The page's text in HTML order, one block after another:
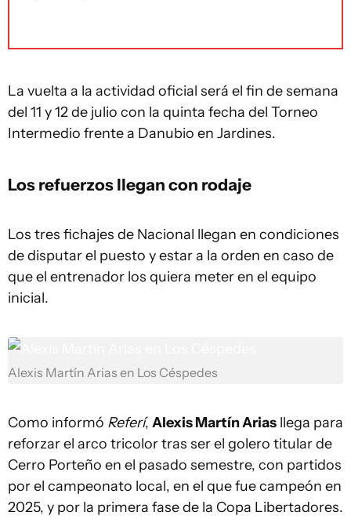
La vuelta a la actividad oficial será el fin de semana
del 11 y 12 de julio con la quinta fecha del Torneo
Intermedio frente a Danubio en Jardines.
Los refuerzos llegan con rodaje
Los tres fichajes de Nacional llegan en condiciones
de disputar el puesto y estar a la orden en caso de
que el entrenador los quiera meter en el equipo
inicial.
Alexis Martín Arias en Los Céspedes
Como informó Referí, Alexis Martín Arias llega para
reforzar el arco tricolor tras ser el golero titular de
Cerro Porteño en el pasado semestre, con partidos
por el campeonato local, en el que fue campeón en
2025, y por la primera fase de la Copa Libertadores.